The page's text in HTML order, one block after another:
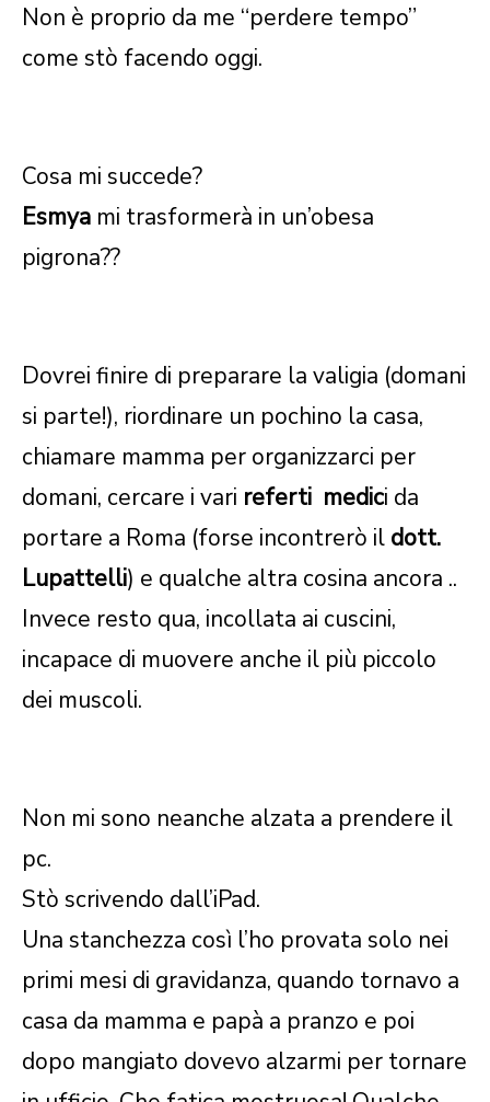
Non è proprio da me “perdere tempo”
come stò facendo oggi.
Cosa mi succede?
Esmya mi trasformerà in un’obesa
pigrona??
Dovrei finire di preparare la valigia (domani
si parte!), riordinare un pochino la casa,
chiamare mamma per organizzarci per
domani, cercare i vari referti medici da
portare a Roma (forse incontrerò il dott.
Lupattelli) e qualche altra cosina ancora ..
Invece resto qua, incollata ai cuscini,
incapace di muovere anche il più piccolo
dei muscoli.
Non mi sono neanche alzata a prendere il
pc.
Stò scrivendo dall’iPad.
Una stanchezza così l’ho provata solo nei
primi mesi di gravidanza, quando tornavo a
casa da mamma e papà a pranzo e poi
dopo mangiato dovevo alzarmi per tornare